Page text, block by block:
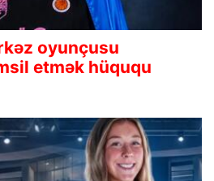
oyunçusu
etmək hüququ